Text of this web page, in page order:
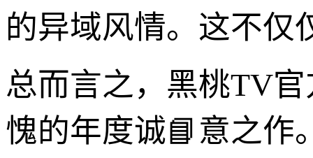
的异域风情。这不仅
总而言之，黑桃TV
愧的年度诚📘意之作